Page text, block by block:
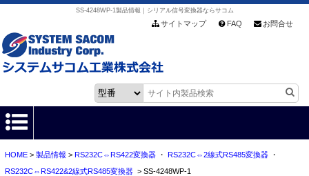
SS-4248WP-1製品情報｜シリアル信号変換器ならサコム
サイトマップ FAQ お問合せ
HOME
HOME> 製品情報 > RS232C⇔RS422変換器・ RS232C⇔2線式RS485変換器・
RS232C⇔RS422&2線式RS485変換器> SS-4248WP-1